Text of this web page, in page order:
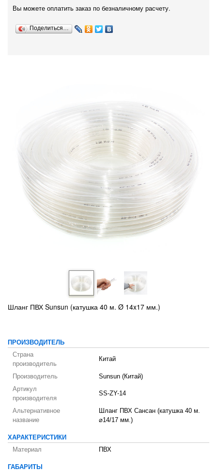
Вы можете оплатить заказ по безналичному расчету.
Поделиться…
Шланг ПВХ Sunsun (катушка 40 м. Ø 14x17 мм.)
ПРОИЗВОДИТЕЛЬ
Страна
производитель
Китай
Производитель
Sunsun (Китай)
Артикул
производителя
SS-ZY-14
Альтернативное
название
Шланг ПВХ Сансан (катушка 40 м.
⌀14/17 мм.)
ХАРАКТЕРИСТИКИ
Материал
ПВХ
ГАБАРИТЫ